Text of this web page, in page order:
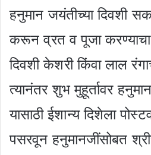
हनुमान जयंतीच्या दिवशी
करून व्रत व पूजा
दिवशी केशरी किंवा लाल
त्यानंतर शुभ मुहूर्तावर
यासाठी ईशान्य दिशेला
पसरवून हनुमानजींसोबत